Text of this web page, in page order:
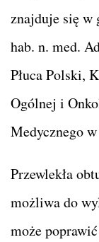
znajduje się w
hab. n. med.
Płuca Polski,
Ogólnej i
Medycznego
Przewlekła
możliwa do
może